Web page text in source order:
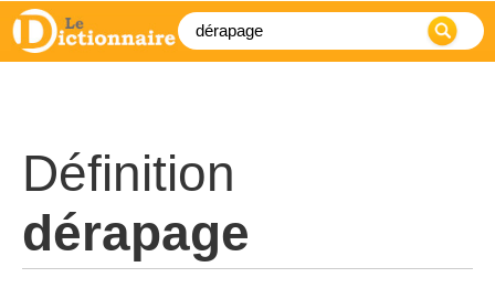
Définition
dérapage